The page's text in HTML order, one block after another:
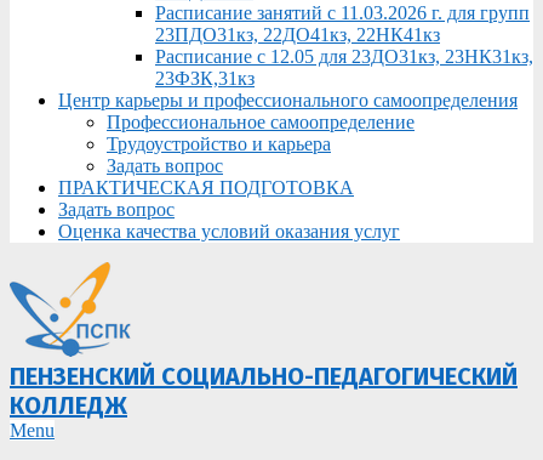
Расписание занятий с 11.03.2026 г. для групп
23ПДО31кз, 22ДО41кз, 22НК41кз
Расписание с 12.05 для 23ДО31кз, 23НК31кз,
23ФЗК,31кз
Центр карьеры и профессионального самоопределения
Профессиональное самоопределение
Трудоустройство и карьера
Задать вопрос
ПРАКТИЧЕСКАЯ ПОДГОТОВКА
Задать вопрос
Оценка качества условий оказания услуг
ПЕНЗЕНСКИЙ СОЦИАЛЬНО-ПЕДАГОГИЧЕСКИЙ
КОЛЛЕДЖ
Primary
Menu